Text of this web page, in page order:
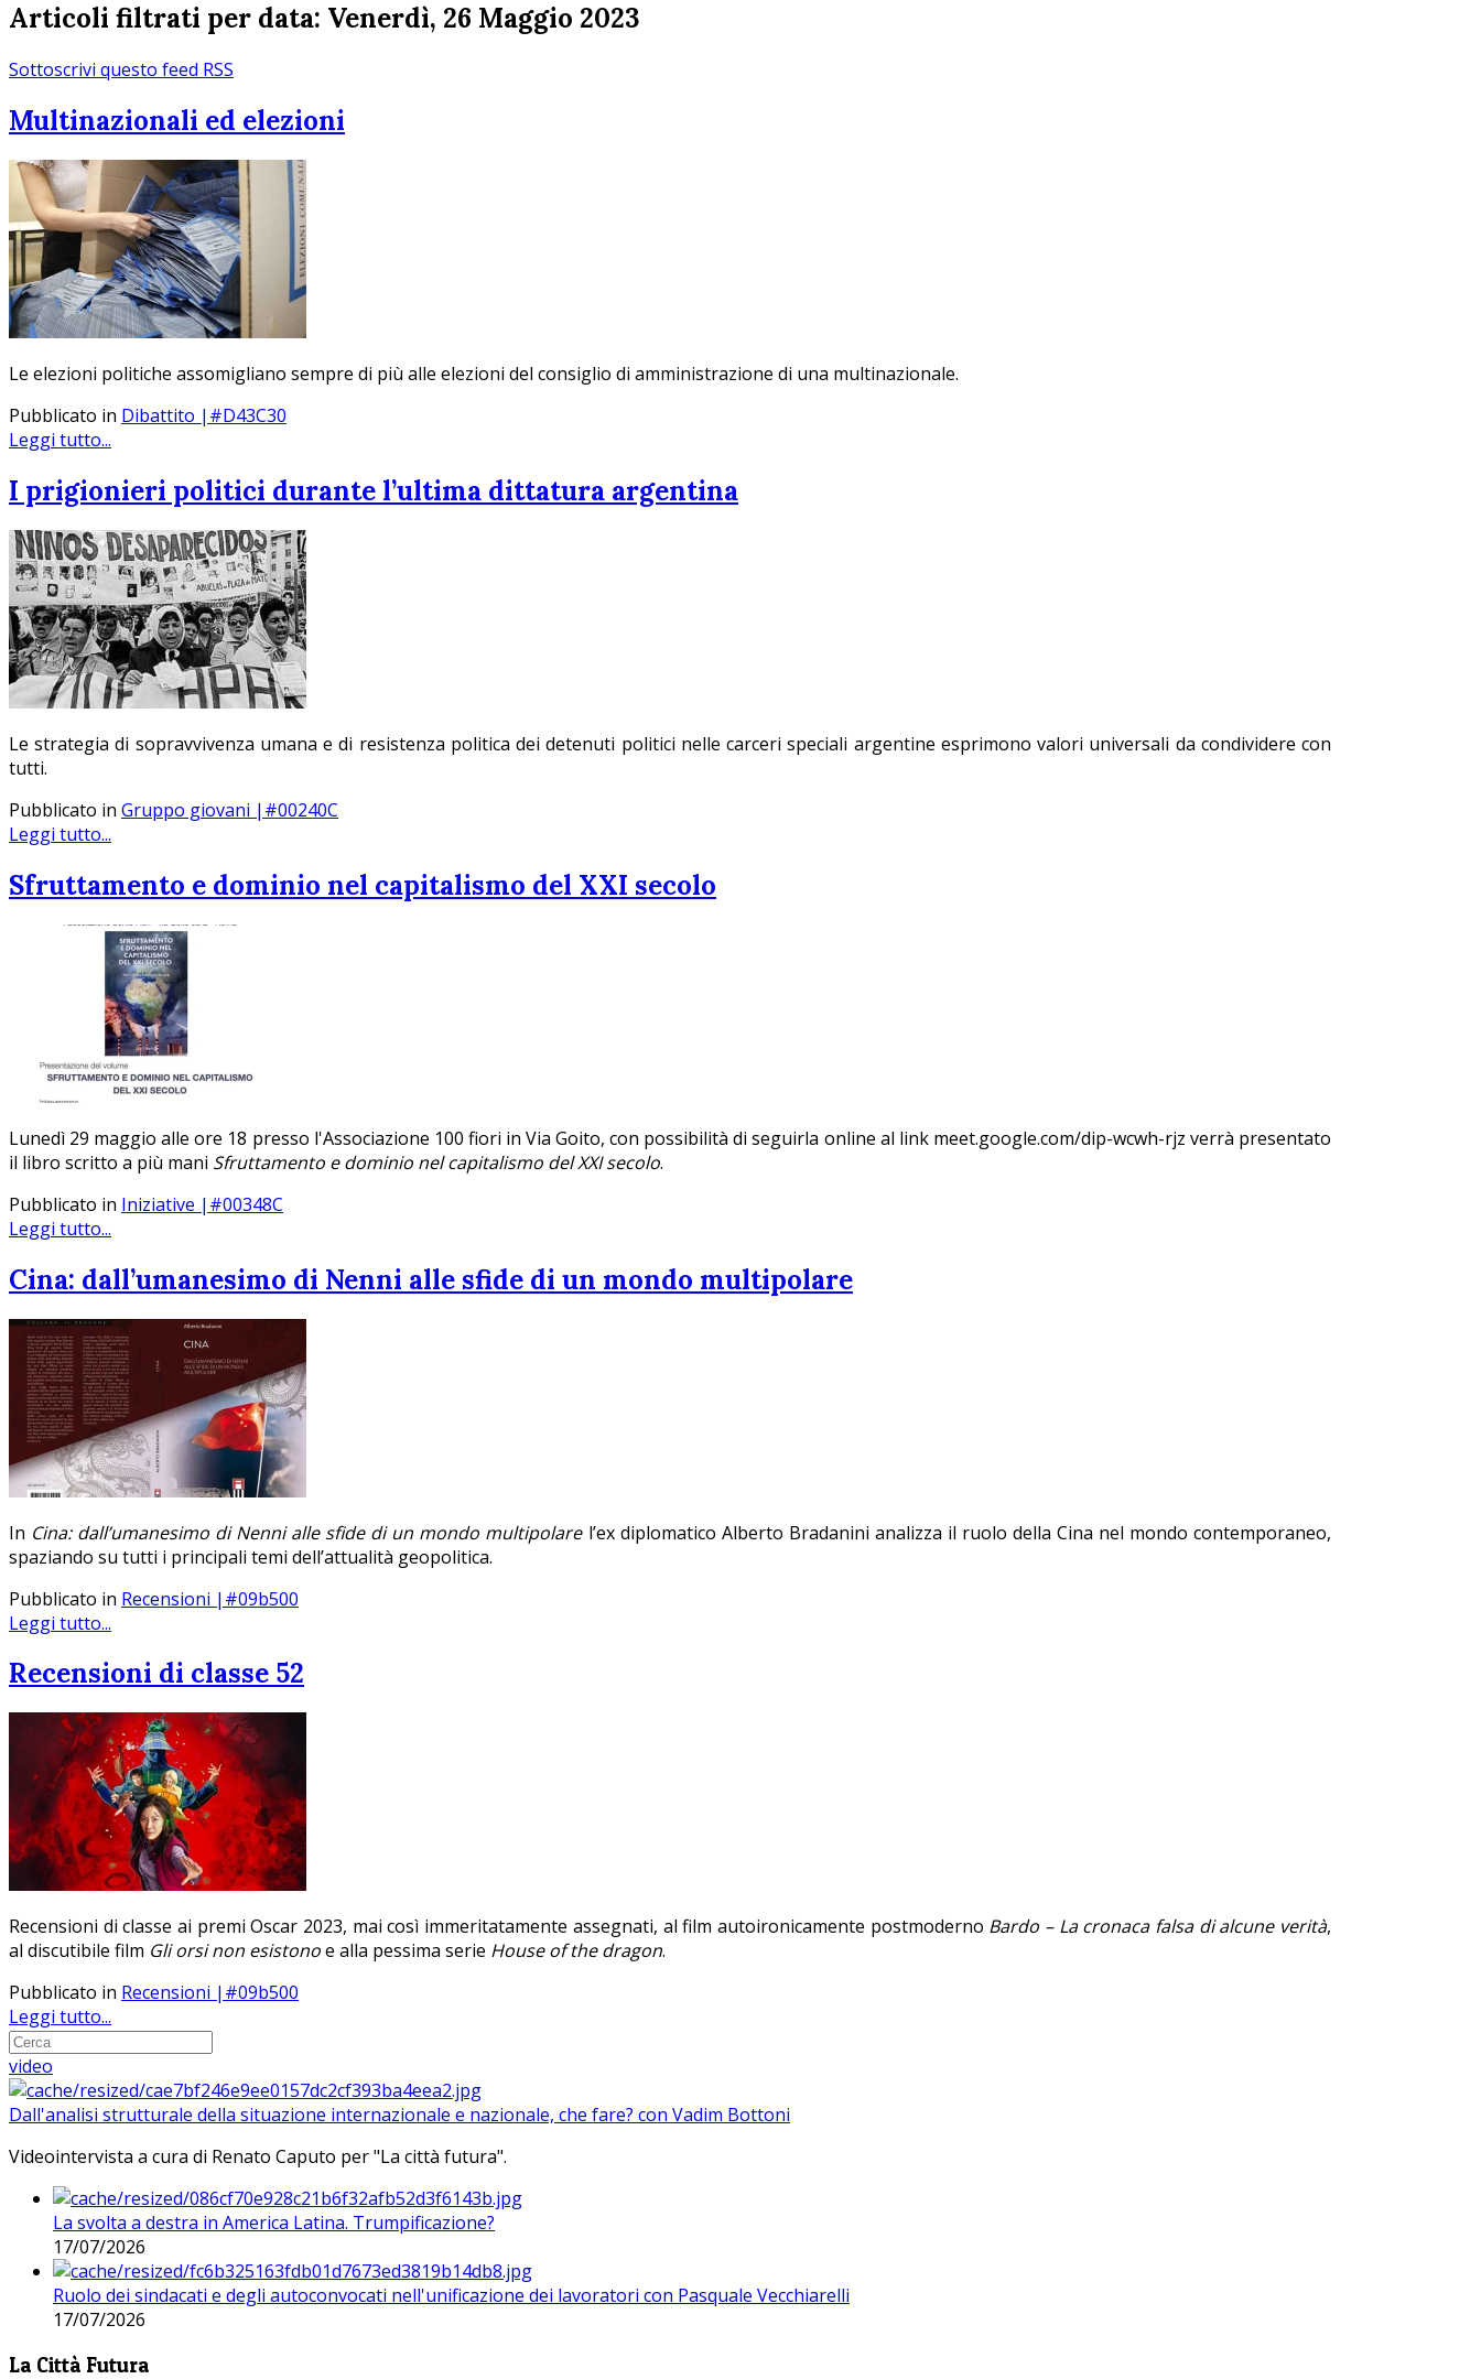
Articoli filtrati per data: Venerdì, 26 Maggio 2023
Sottoscrivi questo feed RSS
Multinazionali ed elezioni
Le elezioni politiche assomigliano sempre di più alle elezioni del consiglio di amministrazione di una multinazionale.
Pubblicato in Dibattito |#D43C30
Leggi tutto...
I prigionieri politici durante l’ultima dittatura argentina
Le strategia di sopravvivenza umana e di resistenza politica dei detenuti politici nelle carceri speciali argentine esprimono valori universali da condividere con
tutti.
Pubblicato in Gruppo giovani |#00240C
Leggi tutto...
Sfruttamento e dominio nel capitalismo del XXI secolo
Lunedì 29 maggio alle ore 18 presso l'Associazione 100 fiori in Via Goito, con possibilità di seguirla online al link meet.google.com/dip-wcwh-rjz verrà presentato
il libro scritto a più mani Sfruttamento e dominio nel capitalismo del XXI secolo.
Pubblicato in Iniziative |#00348C
Leggi tutto...
Cina: dall’umanesimo di Nenni alle sfide di un mondo multipolare
In Cina: dall’umanesimo di Nenni alle sfide di un mondo multipolarel’ex diplomatico Alberto Bradanini analizza il ruolo della Cina nel mondo contemporaneo,
spaziando su tutti i principali temi dell’attualità geopolitica.
Pubblicato in Recensioni |#09b500
Leggi tutto...
Recensioni di classe 52
Recensioni di classe ai premi Oscar 2023, mai così immeritatamente assegnati, al film autoironicamente postmoderno Bardo – La cronaca falsa di alcune verità,
al discutibile film Gli orsi non esistonoe alla pessima serie House of the dragon.
Pubblicato in Recensioni |#09b500
Leggi tutto...
video
Dall'analisi strutturale della situazione internazionale e nazionale, che fare? con Vadim Bottoni
Videointervista a cura di Renato Caputo per "La città futura".
La svolta a destra in America Latina. Trumpificazione?
17/07/2026
Ruolo dei sindacati e degli autoconvocati nell'unificazione dei lavoratori con Pasquale Vecchiarelli
17/07/2026
La Città Futura